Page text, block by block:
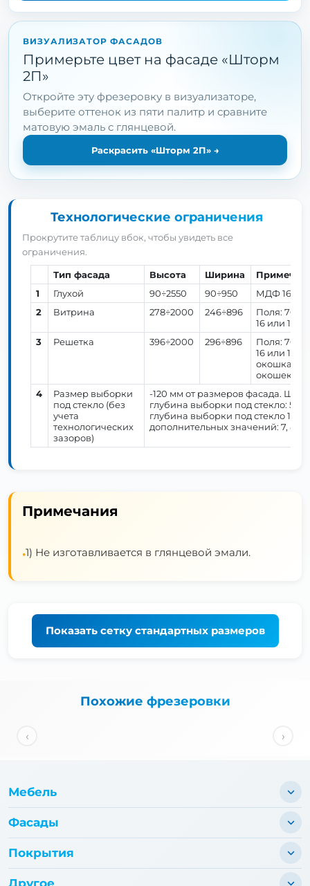
ВИЗУАЛИЗАТОР ФАСАДОВ
Примерьте цвет на фасаде «Шторм
2П»
Откройте эту фрезеровку в визуализаторе,
выберите оттенок из пяти палитр и сравните
матовую эмаль с глянцевой.
Раскрасить «Шторм 2П» →
Технологические ограничения
Прокрутите таблицу вбок, чтобы увидеть все
ограничения.
Тип фасада Высота Ширина
1
Глухой 90÷2550 90÷950
МДФ 16
2
Витрина 278÷2000 246÷896
Поля: 70
16 или 19
3
Решетка 396÷2000 296÷896
Поля: 70
16 или 19
окошка, от
окошек.
4
Размер выборки
под стекло (без
учета
технологических
зазоров)
-120 мм от размеров фасада.
глубина выборки под стекло:
глубина выборки под стекло 10
дополнительных значений: 7, 8
Примечания
•1) Не изготавливается в глянцевой эмали.
Показатьсетку стандартных размеров
Похожие фрезеровки
‹ ›
Мебель
Фасады
Покрытия